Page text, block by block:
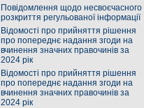
Повідомлення щодо несвоєчасного
розкриття регульованої інформації
Відомості про прийняття рішення
про попереднє надання згоди на
вчинення значних правочинів за
2024 рік
Відомості про прийняття рішення
про попереднє надання згоди на
вчинення значних правочинів за
2024 рік